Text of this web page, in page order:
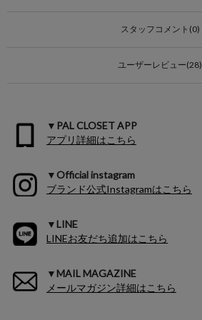
スタッフコメント(0)
ユーザーレビュー(28)
▼PAL CLOSET APP
アプリ詳細はこちら
▼Official instagram
ブランド公式Instagramはこちら
▼LINE
LINEお友だち追加はこちら
▼MAIL MAGAZINE
メールマガジン詳細はこちら